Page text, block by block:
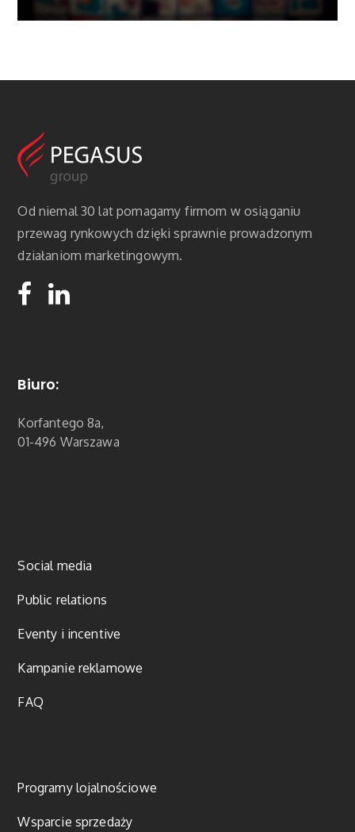
Od niemal 30 lat pomagamy firmom w osiąganiu
przewag rynkowych dzięki sprawnie prowadzonym
działaniom marketingowym.
Biuro:
Korfantego 8a,
01-496 Warszawa
Social media
Public relations
Eventy i incentive
Kampanie reklamowe
FAQ
Programy lojalnościowe
Wsparcie sprzedaży